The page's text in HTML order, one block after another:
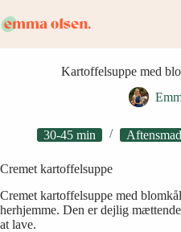
til
indhold
Kartoffelsuppe med
30-45 min Aftensmad
Cremet kartoffelsuppe
Cremet kartoffelsuppe med
herhjemme. Den er dejlig
at lave.